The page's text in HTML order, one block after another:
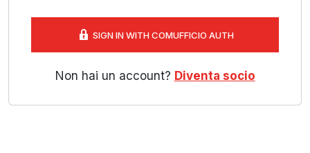
SIGN IN WITH COMUFFICIO AUTH
Non hai un account? Diventa socio